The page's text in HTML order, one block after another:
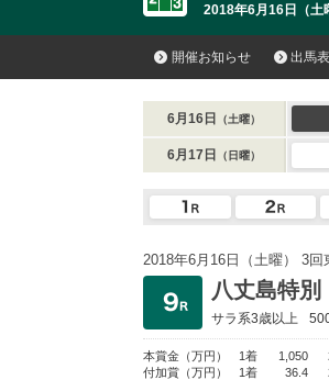
2018年6月16日（土
開催お知らせ 出馬表
6月16日 （土曜）
6月17日 （日曜）
2018年6月16日（土曜） 3回
八丈島特別
サラ系3歳以上
本賞金 （万円） 1着 1,050
付加賞 （万円） 1着 36.4